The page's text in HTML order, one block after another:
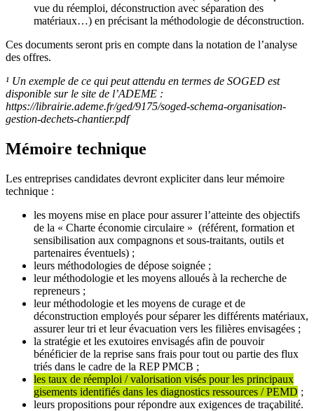
vue du réemploi, déconstruction avec séparation des
matériaux…) en précisant la méthodologie de déconstruction.
Ces documents seront pris en compte dans la notation de l’analyse
des offres.
¹ Un exemple de ce qui peut attendu en termes de SOGED est
disponible sur le site de l’ADEME :
https://librairie.ademe.fr/ged/9175/soged-schema-organisation-
gestion-dechets-chantier.pdf
Mémoire technique
Les entreprises candidates devront expliciter dans leur mémoire
technique :
les moyens mise en place pour assurer l’atteinte des objectifs
de la « Charte économie circulaire » (référent, formation et
sensibilisation aux compagnons et sous-traitants, outils et
partenaires éventuels) ;
leurs méthodologies de dépose soignée ;
leur méthodologie et les moyens alloués à la recherche de
repreneurs ;
leur méthodologie et les moyens de curage et de
déconstruction employés pour séparer les différents matériaux,
assurer leur tri et leur évacuation vers les filières envisagées ;
la stratégie et les exutoires envisagés afin de pouvoir
bénéficier de la reprise sans frais pour tout ou partie des flux
triés dans le cadre de la REP PMCB ;
les taux de réemploi / valorisation visés pour les principaux
gisements identifiés dans les diagnostics ressources / PEMD ;
leurs propositions pour répondre aux exigences de traçabilité.